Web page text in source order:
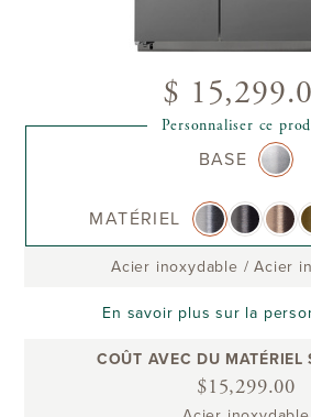
$
Personnaliser ce
BASE
MATÉRIEL
Acier inoxydable / Acier
En savoir plus sur la
COÛT AVEC DU MATÉRIEL
$15,299.00